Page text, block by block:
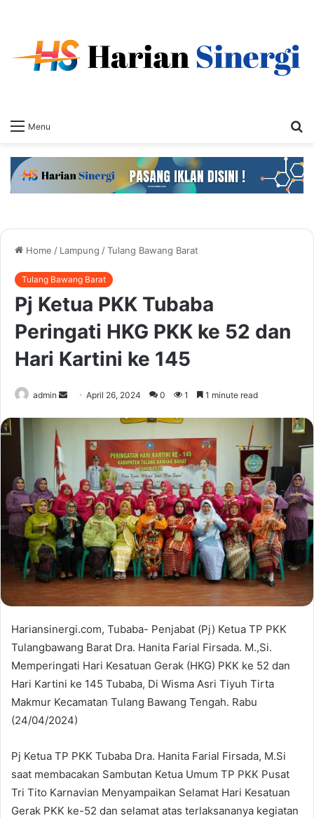
Menu
Home / Lampung /Tulang Bawang Barat
Tulang Bawang Barat
Pj Ketua PKK Tubaba
Peringati HKG PKK ke 52 dan
Hari Kartini ke 145
admin
SendApril 26, 2024 0 1 1 minute read
Hariansinergi.com, Tubaba- Penjabat (Pj) Ketua TP PKK
Tulangbawang Barat Dra. Hanita Farial Firsada. M.,Si.
Memperingati Hari Kesatuan Gerak (HKG) PKK ke 52 dan
Hari Kartini ke 145 Tubaba, Di Wisma Asri Tiyuh Tirta
Makmur Kecamatan Tulang Bawang Tengah. Rabu
(24/04/2024)
Pj Ketua TP PKK Tubaba Dra. Hanita Farial Firsada, M.Si
saat membacakan Sambutan Ketua Umum TP PKK Pusat
Tri Tito Karnavian Menyampaikan Selamat Hari Kesatuan
Gerak PKK ke-52 dan selamat atas terlaksananya kegiatan